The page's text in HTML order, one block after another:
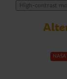
High-contrast